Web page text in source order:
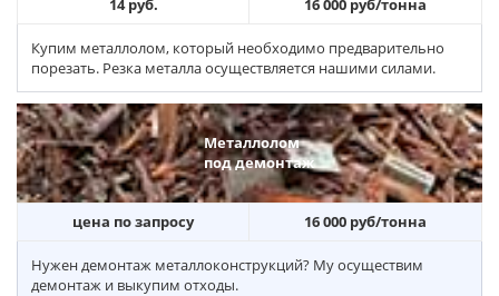
14 руб. 16 000 руб/тонна
Купим металлолом, который необходимо предварительно
порезать. Резка металла осуществляется нашими силами.
Металлолом
под демонтаж
цена по запросу 16 000 руб/тонна
Нужен демонтаж металлоконструкций? Му осуществим
демонтаж и выкупим отходы.